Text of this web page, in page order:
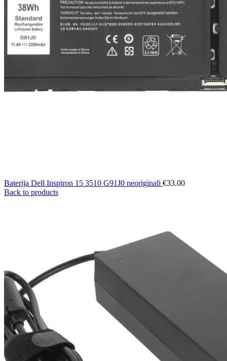
Baterija Dell Inspiron 15 3510 G91J0 neoriginali €33.00
Back to products